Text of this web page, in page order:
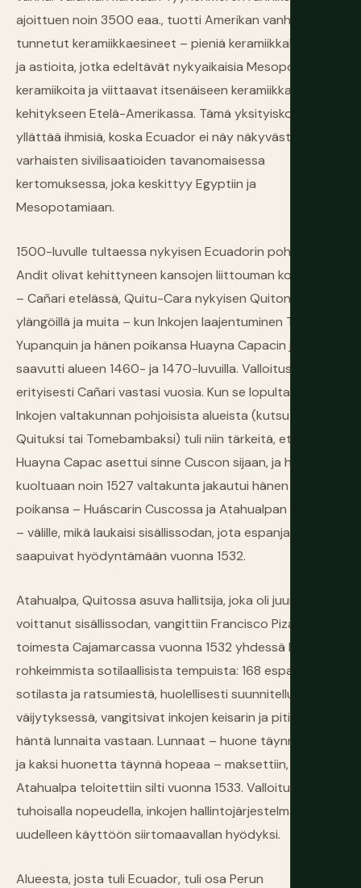
ajoittuen noin 3500 eaa., tuotti Amerikan vanhimmat
tunnetut keramiikkaesineet – pieniä keramiikkahahmoja
ja astioita, jotka edeltävät nykyaikaisia Mesopotamian
keramiikoita ja viittaavat itsenäiseen keramiikkatekniikan
kehitykseen Etelä-Amerikassa. Tämä yksityiskohta
yllättää ihmisiä, koska Ecuador ei näy näkyvästi
varhaisten sivilisaatioiden tavanomaisessa
kertomuksessa, joka keskittyy Egyptiin ja
Mesopotamiaan.
1500-luvulle tultaessa nykyisen Ecuadorin pohjoiset
Andit olivat kehittyneen kansojen liittouman kotipaikka
– Cañari etelässä, Quitu-Cara nykyisen Quiton
ylängöillä ja muita – kun Inkojen laajentuminen Tupac
Yupanquin ja hänen poikansa Huayna Capacin johdolla
saavutti alueen 1460- ja 1470-luvuilla. Valloitus oli kova;
erityisesti Cañari vastasi vuosia. Kun se lopulta liitettiin,
Inkojen valtakunnan pohjoisista alueista (kutsutaan
Quituksi tai Tomebambaksi) tuli niin tärkeitä, että
Huayna Capac asettui sinne Cuscon sijaan, ja hänen
kuoltuaan noin 1527 valtakunta jakautui hänen kahden
poikansa – Huáscarin Cuscossa ja Atahualpan Quitossa
– välille, mikä laukaisi sisällissodan, jota espanjalaiset
saapuivat hyödyntämään vuonna 1532.
Atahualpa, Quitossa asuva hallitsija, joka oli juuri
voittanut sisällissodan, vangittiin Francisco Pizarron
toimesta Cajamarcassa vuonna 1532 yhdessä historian
rohkeimmista sotilaallisista tempuista: 168 espanjalaista
sotilasta ja ratsumiestä, huolellisesti suunnitellussa
väijytyksessä, vangitsivat inkojen keisarin ja pitivät
häntä lunnaita vastaan. Lunnaat – huone täynnä kultaa
ja kaksi huonetta täynnä hopeaa – maksettiin, ja sitten
Atahualpa teloitettiin silti vuonna 1533. Valloitus seurasi
tuhoisalla nopeudella, inkojen hallintojärjestelmä otettiin
uudelleen käyttöön siirtomaavallan hyödyksi.
Alueesta, josta tuli Ecuador, tuli osa Perun